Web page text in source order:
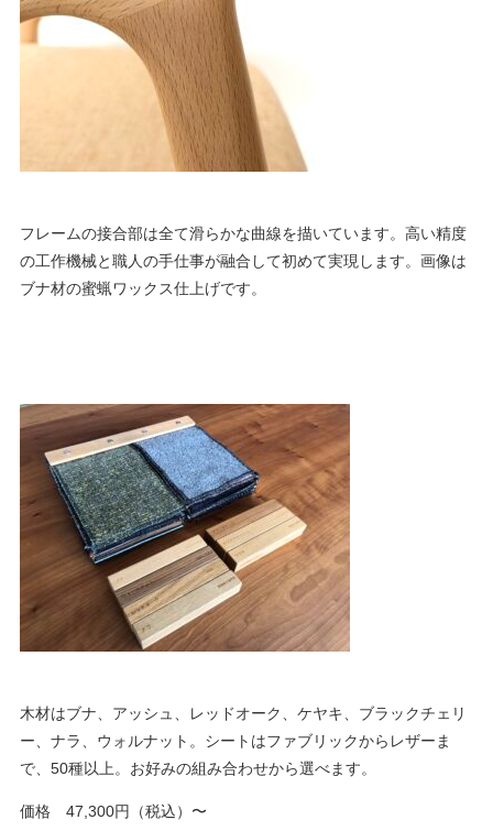
フレームの接合部は全て滑らかな曲線を描いています。高い精度
の工作機械と職人の手仕事が融合して初めて実現します。画像は
ブナ材の蜜蝋ワックス仕上げです。
木材はブナ、アッシュ、レッドオーク、ケヤキ、ブラックチェリ
ー、ナラ、ウォルナット。シートはファブリックからレザーま
で、 50種以上。お好みの組み合わせから選べます。
価格 47,300円（税込）〜